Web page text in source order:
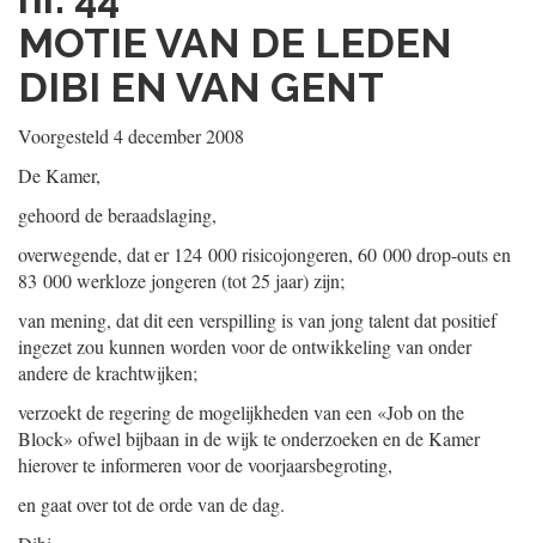
MOTIE VAN DE LEDEN
DIBI EN VAN GENT
Voorgesteld 4 december 2008
De Kamer,
gehoord de beraadslaging,
overwegende, dat er 124 000 risicojongeren, 60 000 drop-outs en
83 000 werkloze jongeren (tot 25 jaar) zijn;
van mening, dat dit een verspilling is van jong talent dat positief
ingezet zou kunnen worden voor de ontwikkeling van onder
andere de krachtwijken;
verzoekt de regering de mogelijkheden van een «Job on the
Block» ofwel bijbaan in de wijk te onderzoeken en de Kamer
hierover te informeren voor de voorjaarsbegroting,
en gaat over tot de orde van de dag.